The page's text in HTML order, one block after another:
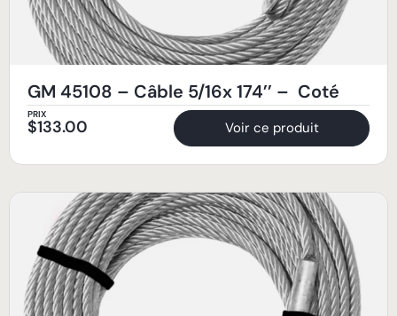
GM 45108 – Câble 5/16x 174’’ – Coté
PRIX
$133.00 Voir ce produit